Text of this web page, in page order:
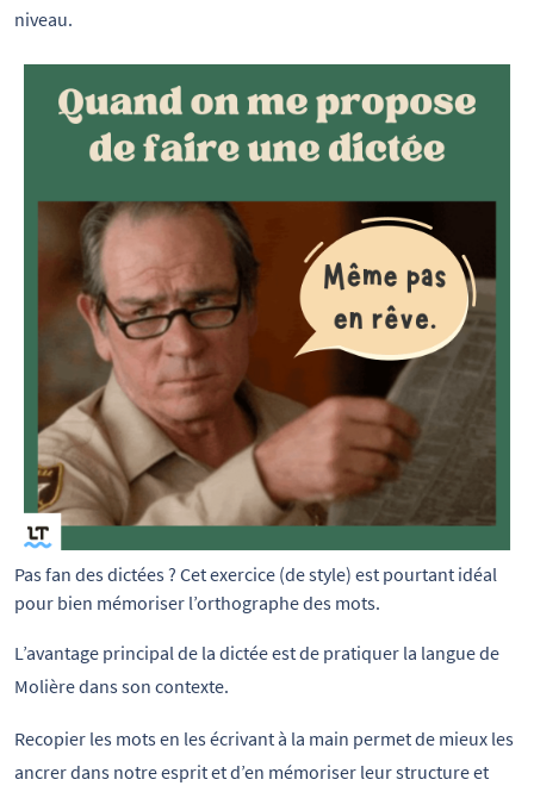
niveau.
Pas fan des dictées ? Cet exercice (de style) est pourtant idéal
pour bien mémoriser l’orthographe des mots.
L’avantage principal de la dictée est de pratiquer la langue de
Molière dans son contexte.
Recopier les mots en les écrivant à la main permet de mieux les
ancrer dans notre esprit et d’en mémoriser leur structure et